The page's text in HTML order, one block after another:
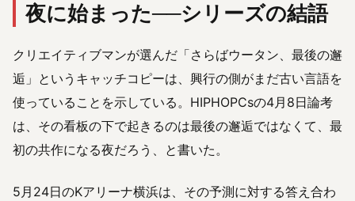
夜に始まった──シリーズの結語
クリエイティブマンが選んだ「さらばウータン、最後の邂
逅」というキャッチコピーは、興行の側がまだ古い言語を
使っていることを示している。HIPHOPCsの4月8日論考
は、その看板の下で起きるのは最後の邂逅ではなくて、最
初の共作になる夜だろう、と書いた。
5月24日のKアリーナ横浜は、その予測に対する答え合わ